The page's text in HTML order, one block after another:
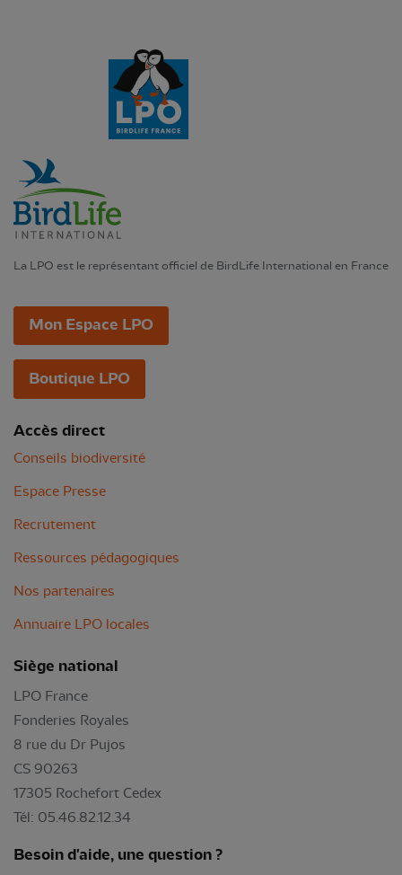
La LPO est le représentant officiel de BirdLife International en France
Mon Espace LPO
Boutique LPO
Accès direct
Conseils biodiversité
Espace Presse
Recrutement
Ressources pédagogiques
Nos partenaires
Annuaire LPO locales
Siège national
LPO France
Fonderies Royales
8 rue du Dr Pujos
CS 90263
17305 Rochefort Cedex
Tél: 05.46.82.12.34
Besoin d'aide, une question ?